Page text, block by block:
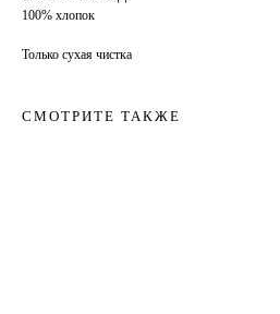
100% хлопок
Только сухая чистка
СМОТРИТЕ ТАКЖЕ